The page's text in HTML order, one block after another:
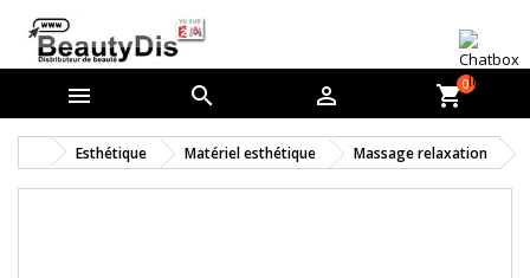
   shopping_cart0
Esthétique Matériel esthétique Massage relaxation